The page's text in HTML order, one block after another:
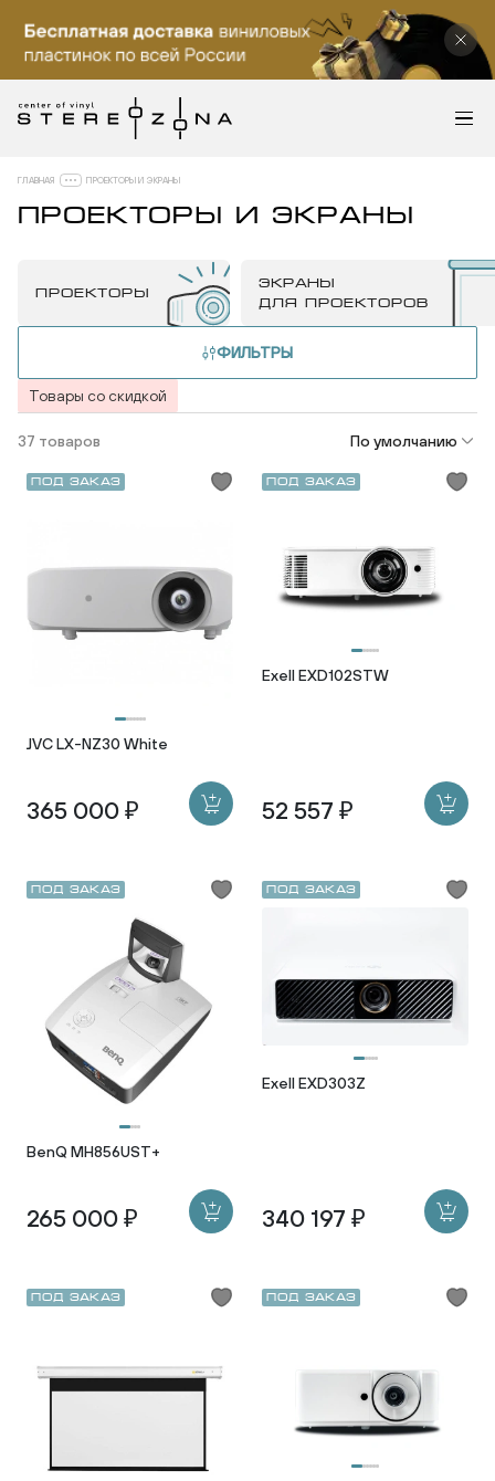
ГЛАВНАЯ ПРОЕКТОРЫ И ЭКРАНЫ
ПРОЕКТОРЫ И ЭКРАНЫ
ПРОЕКТОРЫ
ЭКРАНЫ
ДЛЯ ПРОЕКТОРОВ
ФИЛЬТРЫ
Товары со скидкой
37 товаров По умолчанию
Под заказ
JVC LX-NZ30 White
365 000 ₽
Под заказ
Exell EXD102STW
52 557 ₽
Под заказ
BenQ MH856UST+
265 000 ₽
Под заказ
Exell EXD303Z
340 197 ₽
Под заказ Под заказ